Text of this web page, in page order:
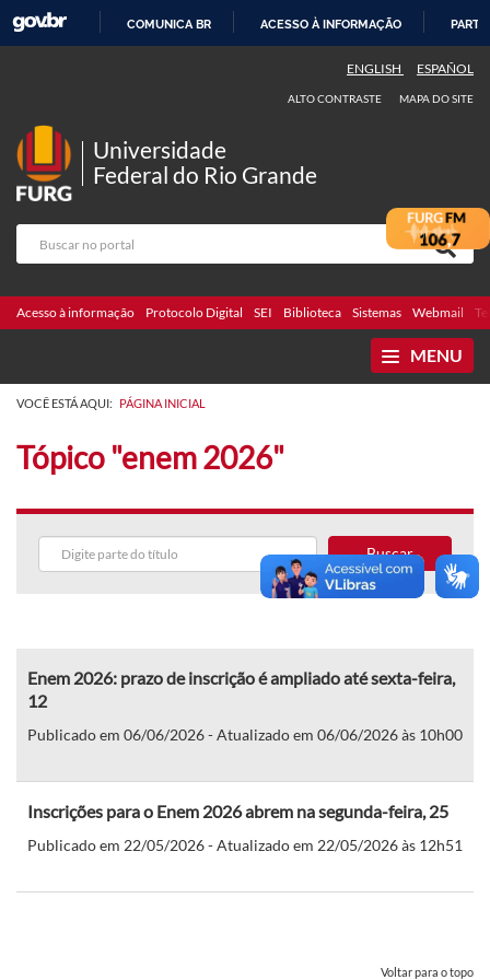
COMUNICA BR ACESSO À INFORMAÇÃO
ENGLISH ESPAÑOL
ALTO CONTRASTE MAPA DO SITE
Universidade
Federal do Rio Grande
Acesso à informação Protocolo Digital SEI Biblioteca Sistemas Webmail
MENU
VOCÊ ESTÁ AQUI: PÁGINA INICIAL
Tópico "enem 2026"
Buscar
Enem 2026: prazo de inscrição é ampliado até sexta-feira,
12
Publicado em 06/06/2026 - Atualizado em 06/06/2026 às 10h00
Inscrições para o Enem 2026 abrem na segunda-feira, 25
Publicado em 22/05/2026 - Atualizado em 22/05/2026 às 12h51
Voltar para o topo